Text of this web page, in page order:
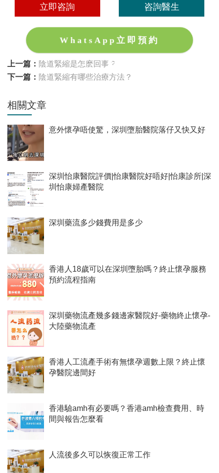
立即咨詢 咨詢醫生
WhatsApp立即預約
上一篇： 陰道緊縮是怎麽回事？
下一篇： 陰道緊縮有哪些治療方法？
相關文章
意外懷孕唔使驚，深圳墮胎醫院落仔又快又好
深圳怡康醫院評價|怡康醫院好唔好|怡康診所|深
圳怡康婦產醫院
深圳藥流多少錢費用是多少
香港人18歲可以在深圳墮胎嗎？終止懷孕服務
預約流程指南
深圳藥物流產幾多錢邊家醫院好-藥物終止懷孕-
大陸藥物流產
香港人工流產手術有無懷孕週數上限？終止懷
孕醫院邊間好
香港驗amh有必要嗎？香港amh檢查費用、時
間與報告怎麼看
人流後多久可以恢復正常工作